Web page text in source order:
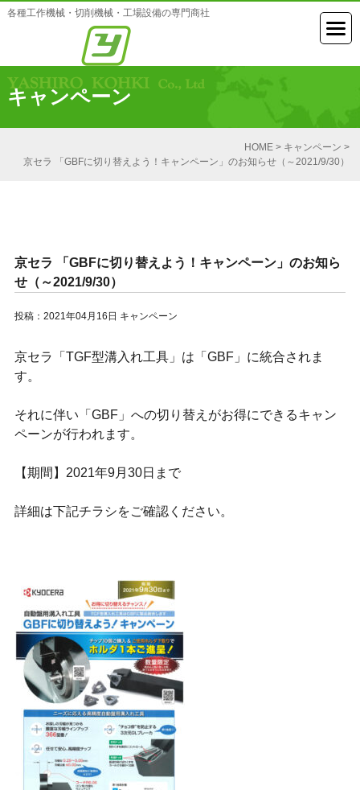
各種工作機械・切削機械・工場設備の専門商社
キャンペーン
HOME> キャンペーン >
京セラ 「GBFに切り替えよう！キャンペーン」のお知らせ（～2021/9/30）
京セラ 「GBFに切り替えよう！キャンペーン」のお知ら
せ（～2021/9/30）
投稿：2021年04月16日 キャンペーン
京セラ「TGF型溝入れ工具」は「GBF」に統合されま
す。
それに伴い「GBF」への切り替えがお得にできるキャン
ペーンが行われます。
【期間】2021年9月30日まで
詳細は下記チラシをご確認ください。